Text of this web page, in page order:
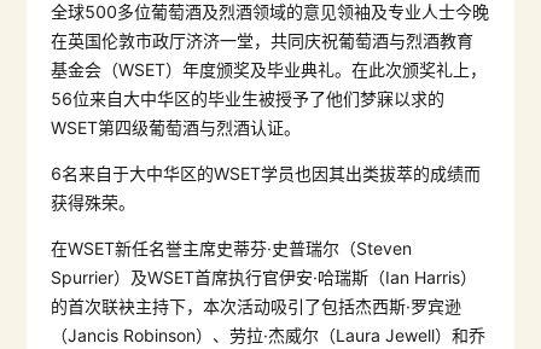
全球500多位葡萄酒及烈酒领域的意见领袖及专业人士今晚
在英国伦敦市政厅济济一堂，共同庆祝葡萄酒与烈酒教育
基金会（WSET）年度颁奖及毕业典礼。在此次颁奖礼上，
56位来自大中华区的毕业生被授予了他们梦寐以求的
WSET第四级葡萄酒与烈酒认证。
6名来自于大中华区的WSET学员也因其出类拔萃的成绩而
获得殊荣。
在WSET新任名誉主席史蒂芬·史普瑞尔（Steven
Spurrier）及WSET首席执行官伊安·哈瑞斯（Ian Harris）
的首次联袂主持下，本次活动吸引了包括杰西斯·罗宾逊
（Jancis Robinson）、劳拉·杰威尔（Laura Jewell）和乔